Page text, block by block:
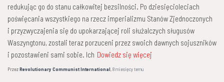
redukując go do stanu całkowitej bezsilności. Po dziesięcioleciach
poświęcania wszystkiego na rzecz imperializmu Stanów Zjednoczonych
i przyzwyczajenia się do upokarzającej roli służalczych sługusów
Waszyngtonu, zostali teraz porzuceni przez swoich dawnych sojuszników
i pozostawieni sami sobie. Ich Dowiedz się więcej
PrzezRevolutionary Communist International,8 miesięcytemu